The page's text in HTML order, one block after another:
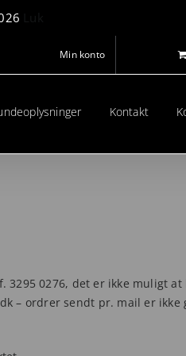
Min konto
Kontakt
0276, det er ikke muligt
– ordrer sendt pr. mail er